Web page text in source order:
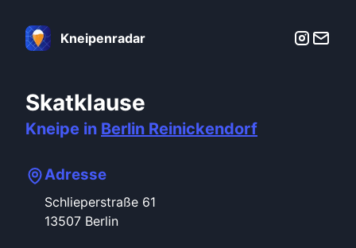
Kneipenradar
Skatklause
Kneipe in Berlin Reinickendorf
Adresse
Schlieperstraße 61
13507 Berlin